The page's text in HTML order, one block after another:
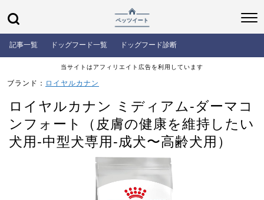
記事一覧 ドッグフード一覧 ドッグフード診断
当サイトはアフィリエイト広告を利用しています
ブランド： ロイヤルカナン
ロイヤルカナン ミディアム-ダーマコ
ンフォート（皮膚の健康を維持したい
犬用-中型犬専用-成犬〜高齢犬用）